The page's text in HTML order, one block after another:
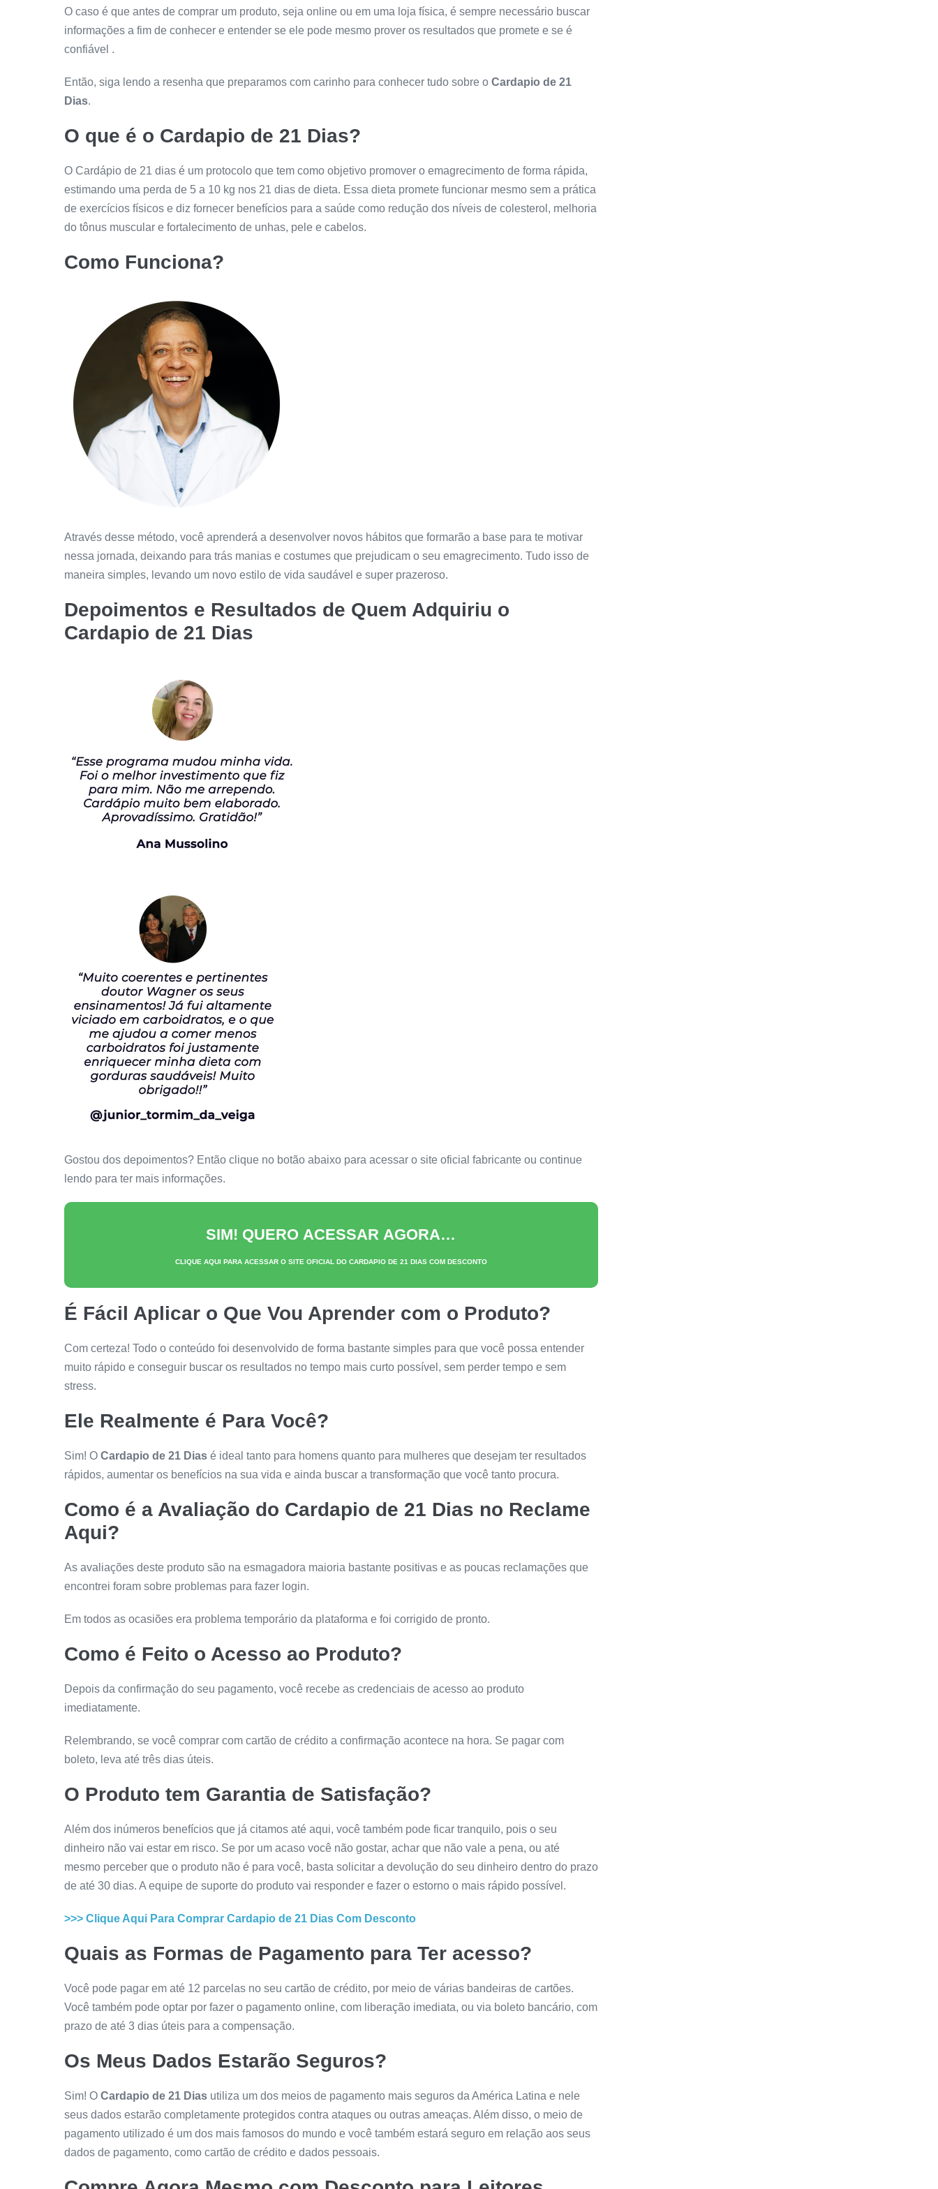
O caso é que antes de comprar um produto, seja online ou em uma loja física, é sempre necessário buscar
informações a fim de conhecer e entender se ele pode mesmo prover os resultados que promete e se é
confiável .
Então, siga lendo a resenha que preparamos com carinho para conhecer tudo sobre o Cardapio de 21
Dias.
O que é o Cardapio de 21 Dias?
O Cardápio de 21 dias é um protocolo que tem como objetivo promover o emagrecimento de forma rápida,
estimando uma perda de 5 a 10 kg nos 21 dias de dieta. Essa dieta promete funcionar mesmo sem a prática
de exercícios físicos e diz fornecer benefícios para a saúde como redução dos níveis de colesterol, melhoria
do tônus muscular e fortalecimento de unhas, pele e cabelos.
Como Funciona?
Através desse método, você aprenderá a desenvolver novos hábitos que formarão a base para te motivar
nessa jornada, deixando para trás manias e costumes que prejudicam o seu emagrecimento. Tudo isso de
maneira simples, levando um novo estilo de vida saudável e super prazeroso.
Depoimentos e Resultados de Quem Adquiriu o
Cardapio de 21 Dias
Gostou dos depoimentos? Então clique no botão abaixo para acessar o site oficial fabricante ou continue
lendo para ter mais informações.
SIM! QUERO ACESSAR AGORA…
CLIQUE AQUI PARA ACESSAR O SITE OFICIAL DO CARDAPIO DE 21 DIASCOM DESCONTO
É Fácil Aplicar o Que Vou Aprender com o Produto?
Com certeza! Todo o conteúdo foi desenvolvido de forma bastante simples para que você possa entender
muito rápido e conseguir buscar os resultados no tempo mais curto possível, sem perder tempo e sem
stress.
Ele Realmente é Para Você?
Sim! O Cardapio de 21 Dias é ideal tanto para homens quanto para mulheres que desejam ter resultados
rápidos, aumentar os benefícios na sua vida e ainda buscar a transformação que você tanto procura.
Como é a Avaliação do Cardapio de 21 Dias no Reclame
Aqui?
As avaliações deste produto são na esmagadora maioria bastante positivas e as poucas reclamações que
encontrei foram sobre problemas para fazer login.
Em todos as ocasiões era problema temporário da plataforma e foi corrigido de pronto.
Como é Feito o Acesso ao Produto?
Depois da confirmação do seu pagamento, você recebe as credenciais de acesso ao produto
imediatamente.
Relembrando, se você comprar com cartão de crédito a confirmação acontece na hora. Se pagar com
boleto, leva até três dias úteis.
O Produto tem Garantia de Satisfação?
Além dos inúmeros benefícios que já citamos até aqui, você também pode ficar tranquilo, pois o seu
dinheiro não vai estar em risco. Se por um acaso você não gostar, achar que não vale a pena, ou até
mesmo perceber que o produto não é para você, basta solicitar a devolução do seu dinheiro dentro do prazo
de até 30 dias. A equipe de suporte do produto vai responder e fazer o estorno o mais rápido possível.
>>> Clique Aqui Para Comprar Cardapio de 21 Dias Com Desconto
Quais as Formas de Pagamento para Ter acesso?
Você pode pagar em até 12 parcelas no seu cartão de crédito, por meio de várias bandeiras de cartões.
Você também pode optar por fazer o pagamento online, com liberação imediata, ou via boleto bancário, com
prazo de até 3 dias úteis para a compensação.
Os Meus Dados Estarão Seguros?
Sim! O Cardapio de 21 Dias utiliza um dos meios de pagamento mais seguros da América Latina e nele
seus dados estarão completamente protegidos contra ataques ou outras ameaças. Além disso, o meio de
pagamento utilizado é um dos mais famosos do mundo e você também estará seguro em relação aos seus
dados de pagamento, como cartão de crédito e dados pessoais.